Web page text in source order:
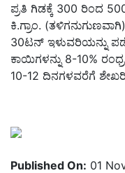
ಪ್ರತಿ ಗಿಡಕ್ಕೆ 300 ರಿಂದ
ಕಿ.ಗ್ರಾಂ.
30ಟನ್ ಇಳುವರಿಯನ್ನು
ಕಾಯಿಗಳನ್ನು 8-10%
10-12 ದಿನಗಳವರೆಗೆ
Published On: 01